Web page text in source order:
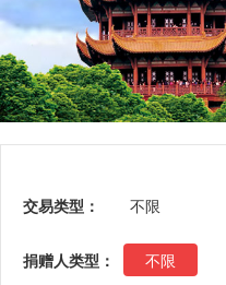
交易类型： 不限
捐赠人类型： 不限